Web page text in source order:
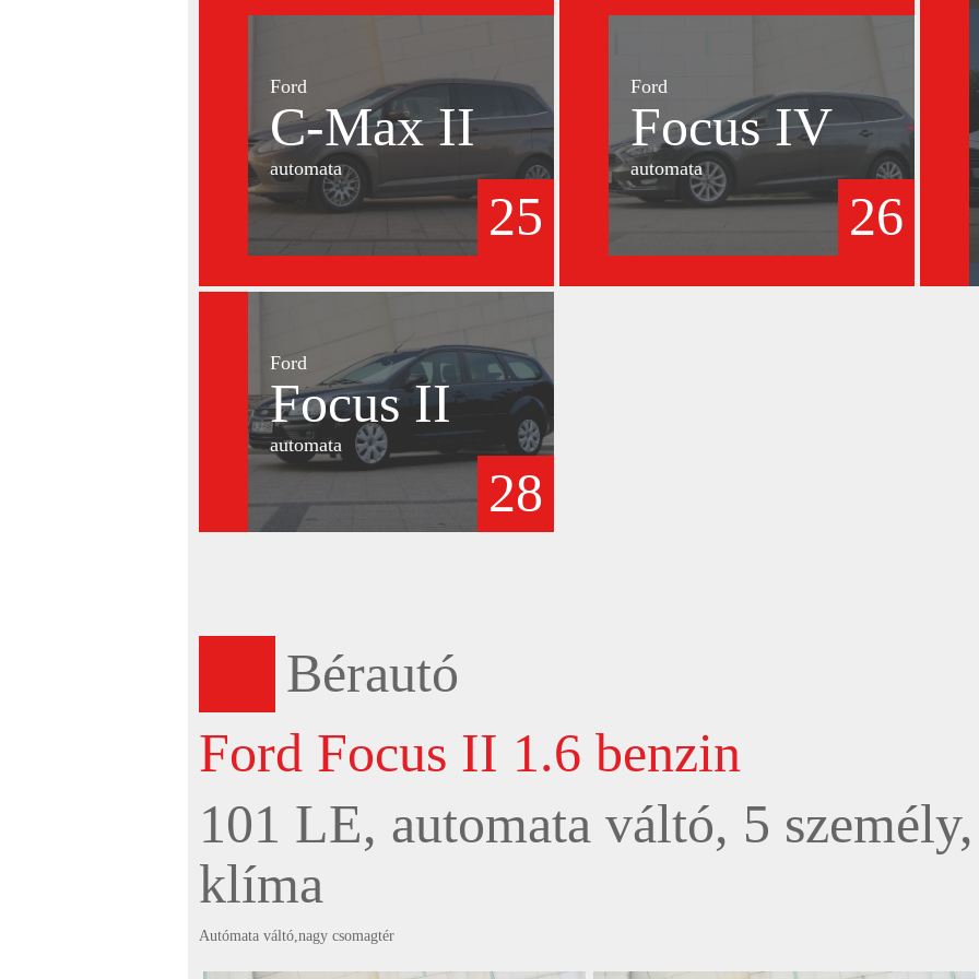
Ford
C-Max II
automata
25
Ford
Focus IV
automata
26
Ford
Focus II
automata
28
Bérautó
Ford Focus II 1.6 benzin
101 LE, automata váltó, 5 személy,
klíma
Autómata váltó,nagy csomagtér